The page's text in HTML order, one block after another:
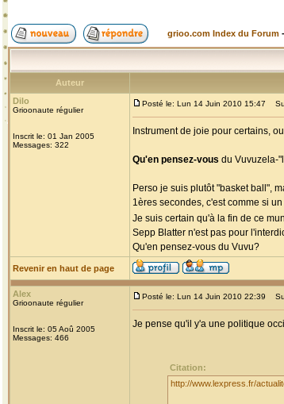
grioo.com Index du Forum
Auteur
Dilo
Grioonaute régulier
Inscrit le: 01 Jan 2005
Messages: 322
Posté le: Lun 14 Juin 2010 15:47
Instrument de joie pour certains,
Qu'en pensez-vous du Vuvuzela-
Perso je suis plutôt "basket ball",
1ères secondes, c'est comme si
Je suis certain qu'à la fin de ce
Sepp Blatter n'est pas pour
Qu'en pensez-vous du Vuvu?
Revenir en haut de page
Alex
Grioonaute régulier
Inscrit le: 05 Aoû 2005
Messages: 466
Posté le: Lun 14 Juin 2010 22:39
Je pense qu'il y'a une politique
Citation:
http://www.lexpress.fr/